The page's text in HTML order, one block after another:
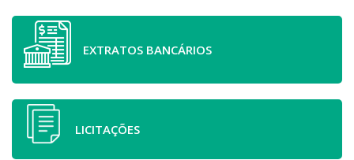
EXTRATOS BANCÁRIOS
LICITAÇÕES